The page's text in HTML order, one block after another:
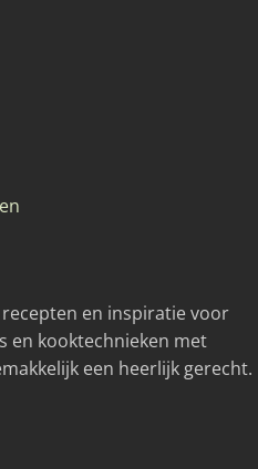
recepten en inspiratie voor
en kooktechnieken met
een heerlijk gerecht.